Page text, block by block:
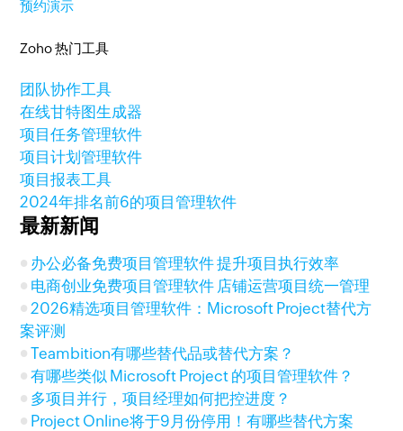
预约演示
Zoho 热门工具
团队协作工具
在线甘特图生成器
项目任务管理软件
项目计划管理软件
项目报表工具
2024年排名前6的项目管理软件
最新新闻
办公必备免费项目管理软件 提升项目执行效率
电商创业免费项目管理软件 店铺运营项目统一管理
2026精选项目管理软件：Microsoft Project替代方
案评测
Teambition有哪些替代品或替代方案？
有哪些类似 Microsoft Project 的项目管理软件？
多项目并行，项目经理如何把控进度？
Project Online将于9月份停用！有哪些替代方案